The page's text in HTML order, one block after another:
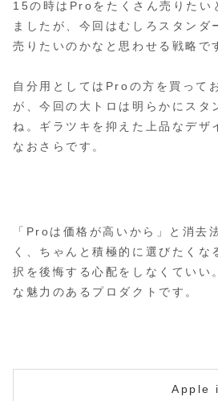
15の時はProをたくさん売りたい
ましたが、今回はむしろスタンダ
売りたいのかなと思わせる戦略で
自分用としてはProの方を買って
が、今回の大トロは明らかにスタ
ね。ギラツキを抑えた上品なデザ
なおさらです。
「Proは価格が高いから」と消去
く、ちゃんと積極的に選びたくな
択を後悔する心配をしなくてい
な魅力のあるプロダクトです。
Apple